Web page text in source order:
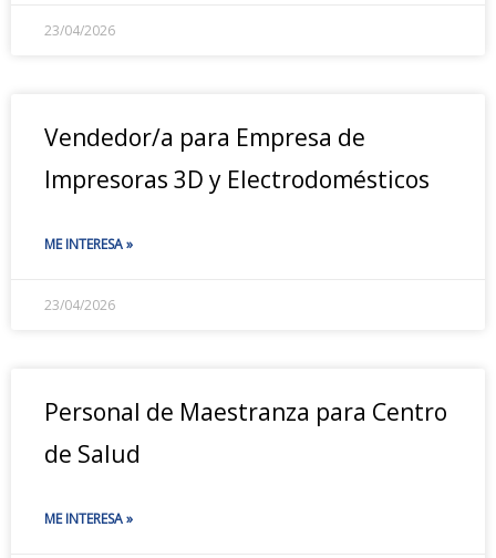
23/04/2026
Vendedor/a para Empresa de
Impresoras 3D y Electrodomésticos
ME INTERESA »
23/04/2026
Personal de Maestranza para Centro
de Salud
ME INTERESA »